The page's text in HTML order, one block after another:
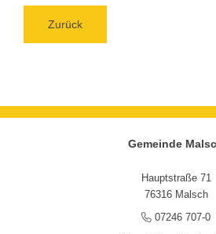
Zurück
Gemeinde
Hauptstraße 71
76316 Malsch
07246 707-0